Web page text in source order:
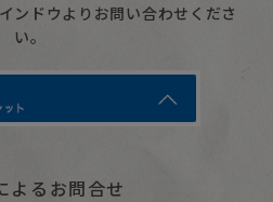
ンドウよりお問い合わせくださ
い。
よるお問合せ